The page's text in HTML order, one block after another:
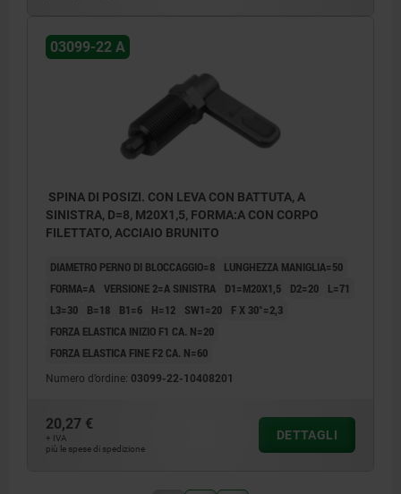
03099-22 A
SPINA DI POSIZI. CON LEVA CON BATTUTA, A
SINISTRA, D=8, M20X1,5, FORMA:A CON CORPO
FILETTATO, ACCIAIO BRUNITO
DIAMETRO PERNO DI BLOCCAGGIO=8
LUNGHEZZA MANIGLIA=50
FORMA=A VERSIONE 2=A SINISTRA D1=M20X1,5 D2=20
L=71
L3=30
B=18 B1=6 H=12 SW1=20
F X 30°=2,3
FORZA ELASTICA INIZIO F1 CA. N=20
FORZA ELASTICA FINE F2 CA. N=60
Numero d’ordine: 03099-22-10408201
20,27 €
+ IVA
più le spese di spedizione
DETTAGLI